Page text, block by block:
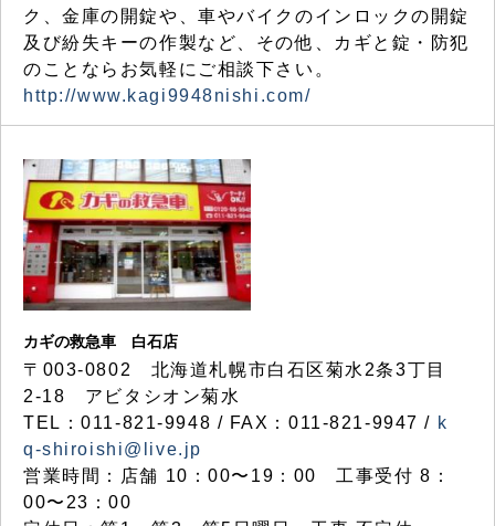
ク、金庫の開錠や、車やバイクのインロックの開錠
及び紛失キーの作製など、その他、カギと錠・防犯
のことならお気軽にご相談下さい。
http://www.kagi9948nishi.com/
カギの救急車 白石店
〒003-0802 北海道札幌市白石区菊水2条3丁目
2-18 アビタシオン菊水
TEL：011-821-9948 / FAX：011-821-9947 / k
q-shiroishi@live.jp
営業時間：店舗 10：00〜19：00 工事受付 8：
00〜23：00